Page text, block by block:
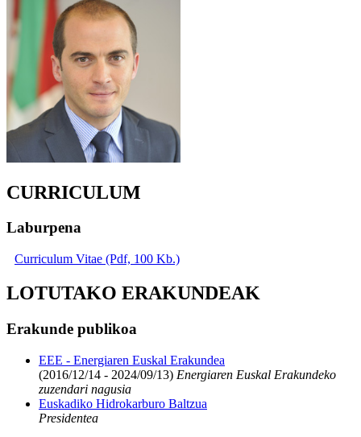
CURRICULUM
Laburpena
Curriculum Vitae (Pdf, 100 Kb.)
LOTUTAKO ERAKUNDEAK
Erakunde publikoa
EEE - Energiaren Euskal Erakundea
(2016/12/14 - 2024/09/13) Energiaren Euskal Erakundeko
zuzendari nagusia
Euskadiko Hidrokarburo Baltzua
Presidentea